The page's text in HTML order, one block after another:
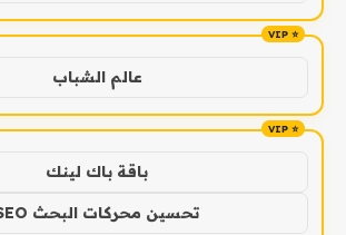
عالم الشباب
باقة باك لينك
تحسين محركات البحث SEO